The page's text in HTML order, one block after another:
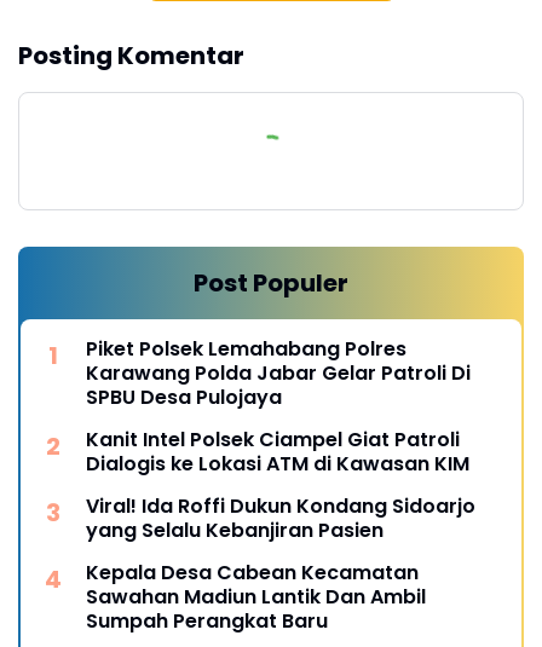
Posting Komentar
Post Populer
Piket Polsek Lemahabang Polres
Karawang Polda Jabar Gelar Patroli Di
SPBU Desa Pulojaya
Kanit Intel Polsek Ciampel Giat Patroli
Dialogis ke Lokasi ATM di Kawasan KIM
Viral! Ida Roffi Dukun Kondang Sidoarjo
yang Selalu Kebanjiran Pasien
Kepala Desa Cabean Kecamatan
Sawahan Madiun Lantik Dan Ambil
Sumpah Perangkat Baru